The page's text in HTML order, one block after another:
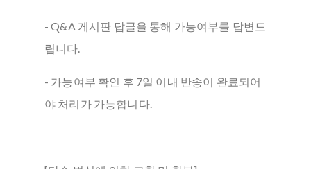
- Q&A 게시판 답글을 통해 가능여부를 답변드
립니다.
- 가능여부 확인 후 7일 이내 반송이 완료되어
야 처리가 가능합니다.